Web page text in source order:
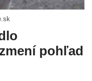
pohľad